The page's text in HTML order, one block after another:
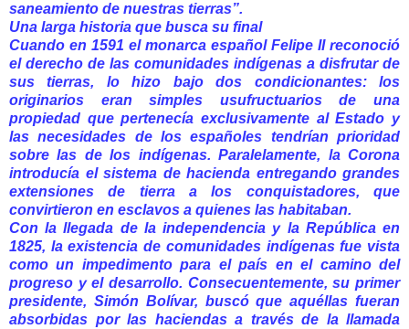
saneamiento de nuestras tierras”.
Una larga historia que busca su final
Cuando en 1591 el monarca español Felipe II reconoció
el derecho de las comunidades indígenas a disfrutar de
sus tierras, lo hizo bajo dos condicionantes: los
originarios eran simples usufructuarios de una
propiedad que pertenecía exclusivamente al Estado y
las necesidades de los españoles tendrían prioridad
sobre las de los indígenas. Paralelamente, la Corona
introducía el sistema de hacienda entregando grandes
extensiones de tierra a los conquistadores, que
convirtieron en esclavos a quienes las habitaban.
Con la llegada de la independencia y la República en
1825, la existencia de comunidades indígenas fue vista
como un impedimento para el país en el camino del
progreso y el desarrollo. Consecuentemente, su primer
presidente, Simón Bolívar, buscó que aquéllas fueran
absorbidas por las haciendas a través de la llamada